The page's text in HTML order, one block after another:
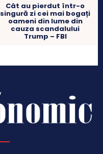
Cât au pierdut într-o
singură zi cei mai bogați
oameni din lume din
cauza scandalului
Trump – FBI